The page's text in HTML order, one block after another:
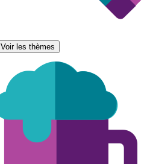
Voir les thèmes